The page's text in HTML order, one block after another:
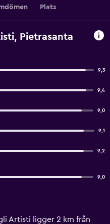
Plats
Pietrasanta
9,3
9,4
9,0
9,1
9,2
9,0
Artisti ligger 2 km från